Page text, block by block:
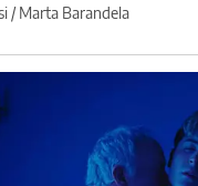
/ Marta Barandela